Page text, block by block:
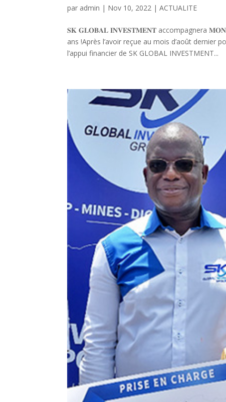
par admin | Nov 10, 2022 |ACTUALITE
𝐒𝐊 𝐆𝐋𝐎𝐁𝐀𝐋 𝐈𝐍𝐕𝐄𝐒𝐓𝐌𝐄𝐍𝐓 accompagnera
ans !Après l’avoir reçue au mois d’août dernier
l’appui financier de SK GLOBAL INVESTMENT...